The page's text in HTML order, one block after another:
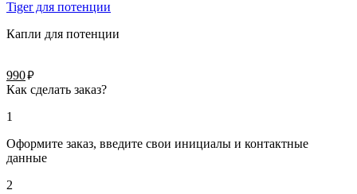
Tiger для потенции
Капли для потенции
990руб.
Как сделать заказ?
1
Оформите заказ, введите свои инициалы и контактные
данные
2